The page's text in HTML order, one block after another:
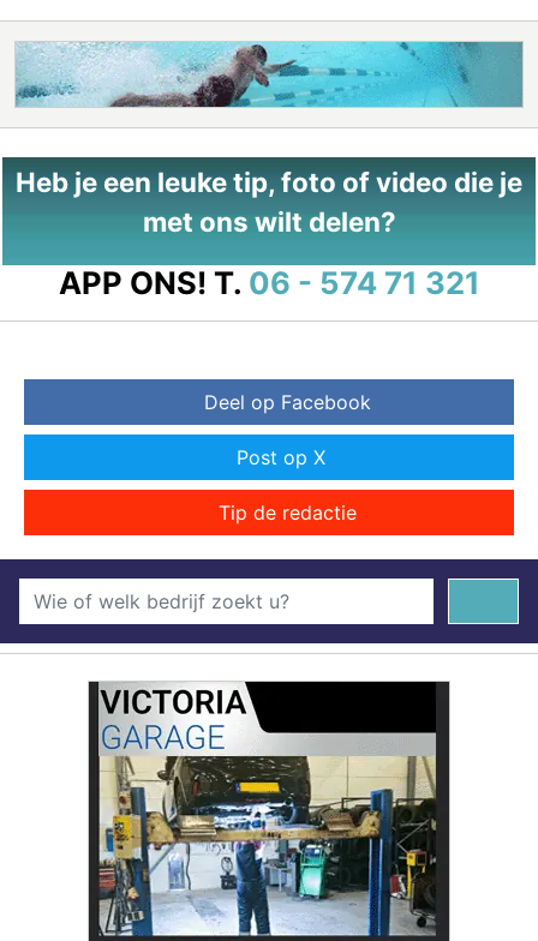
Heb je een leuke tip, foto of video die je
met ons wilt delen?
APP ONS! T. 06 - 574 71 321
Deel op Facebook
Post op X
Tip de redactie